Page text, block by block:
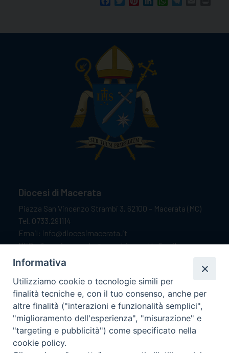
Diocesi di Macerata
Piazza San Vincenzo Strambi 3, 62100 – Macerata (MC)
Tel. 0733.291114
Email: info@diocesimacerata.it
PEC: diocesimacerata@pec.chiesacattolica.it
Comunicazioni urgenti WhatsApp:
Orari di apertura
Dal lunedì al sabato dalle 9.30 alle 12.00.
Il pomeriggio solo su appuntamento.
Informativa
Utilizziamo cookie o tecnologie simili per
finalità tecniche e, con il tuo consenso, anche per
altre finalità ("interazioni e funzionalità semplici",
"miglioramento dell'esperienza", "misurazione" e
"targeting e pubblicità") come specificato nella
cookie policy.